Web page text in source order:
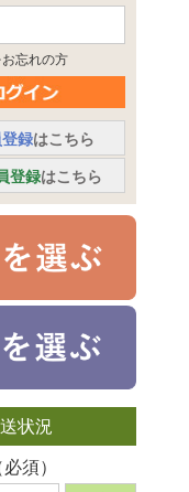
忘れの方
録はこちら
登録はこちら
状況
須）